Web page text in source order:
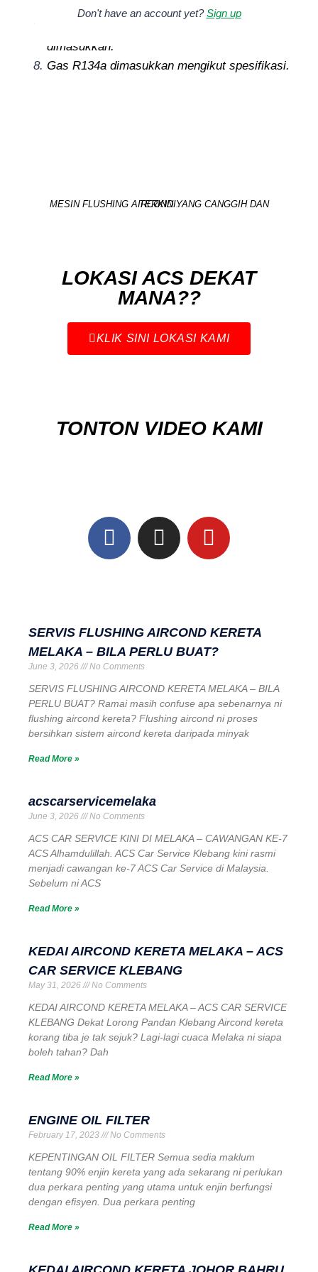
moisture (kelembapan).
dimasukkan.
Gas R134a dimasukkan mengikut spesifikasi.
MESIN FLUSHING AIRCOND YANG CANGGIH DAN TERKINI.
LOKASI ACS DEKAT
MANA??
KLIK SINI LOKASI KAMI
TONTON VIDEO KAMI
SERVIS FLUSHING AIRCOND KERETA
MELAKA – BILA PERLU BUAT?
June 3, 2026 No Comments
SERVIS FLUSHING AIRCOND KERETA MELAKA – BILA
PERLU BUAT? Ramai masih confuse apa sebenarnya ni
flushing aircond kereta? Flushing aircond ni proses
bersihkan sistem aircond kereta daripada minyak
Read More »
acscarservicemelaka
June 3, 2026 No Comments
ACS CAR SERVICE KINI DI MELAKA – CAWANGAN KE-7
ACS Alhamdulillah. ACS Car Service Klebang kini rasmi
menjadi cawangan ke-7 ACS Car Service di Malaysia.
Sebelum ni ACS
Read More »
KEDAI AIRCOND KERETA MELAKA – ACS
CAR SERVICE KLEBANG
May 31, 2026 No Comments
KEDAI AIRCOND KERETA MELAKA – ACS CAR SERVICE
KLEBANG Dekat Lorong Pandan Klebang Aircond kereta
korang tiba je tak sejuk? Lagi-lagi cuaca Melaka ni siapa
boleh tahan? Dah
Read More »
ENGINE OIL FILTER
February 17, 2023 No Comments
KEPENTINGAN OIL FILTER Semua sedia maklum
tentang 90% enjin kereta yang ada sekarang ni perlukan
dua perkara penting yang utama untuk enjin berfungsi
dengan efisyen. Dua perkara penting
Read More »
Don't have an account yet?Sign up